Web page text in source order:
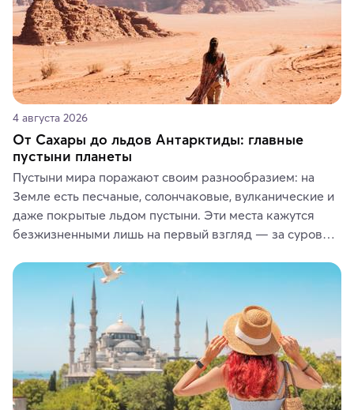
4 августа 2026
От Сахары до льдов Антарктиды: главные
пустыни планеты
Пустыни мира поражают своим разнообразием: на
Земле есть песчаные, солончаковые, вулканические и
даже покрытые льдом пустыни. Эти места кажутся
безжизненными лишь на первый взгляд — за суровой
животные и маршруты, которые дарят одни из самых
ярких впечатлений от путешествий.